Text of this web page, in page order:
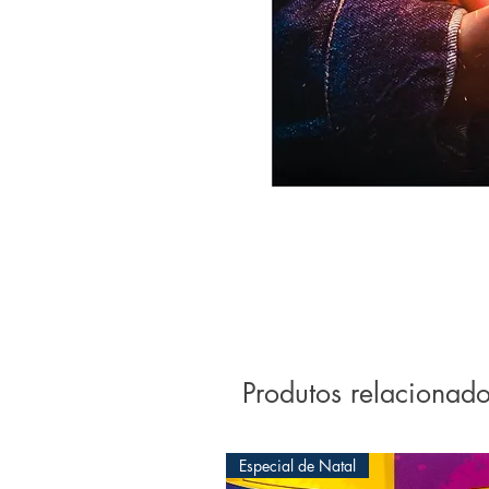
Produtos
Especial de Natal